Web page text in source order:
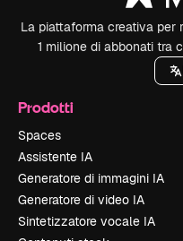
La piattaforma creativa per
1 milione di abbonati tra
Prodotti
Spaces
Assistente IA
Generatore di immagini IA
Generatore di video IA
Sintetizzatore vocale IA